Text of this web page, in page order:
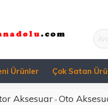
Ürünler Çok Satan
Aksesuar»Oto